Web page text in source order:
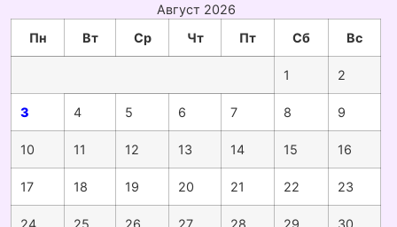
Август 2026
Пн
Вт Ср Чт Пт Сб Вс
1 2
3 4 5 6 7 8 9
10 11 12 13 14 15 16
17 18 19 20 21 22 23
24 25 26 27 28 29 30